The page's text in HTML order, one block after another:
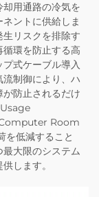
用通路の冷気を
ントに供給しま
リスクを排除す
環を防止する高
式ケーブル導入
制御により、ハ
防止されるだけ
Computer Room
低減すること
大限のシステム
します。